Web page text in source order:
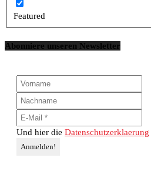
Featured
Abonniere unseren Newsletter
Und hier die Datenschutzerklaerung